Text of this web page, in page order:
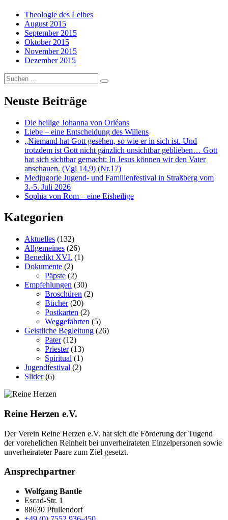
Theologie des Leibes
August 2015
September 2015
Oktober 2015
November 2015
Dezember 2015
Suchen
…
Neuste Beiträge
Die heilige Johanna von Orléans
Liebe – eine Entscheidung des Willens
„Niemand hat Gott gesehen, so wie er in sich ist. Und
trotzdem ist Gott nicht gänzlich unsichtbar geblieben… Gott
hat sich sichtbar gemacht: In Jesus können wir den Vater
anschauen. (Vgl 14,9) (Nr.17)
Medjugorje Jugend- und Familienfestival in Straßberg vom
3.-5. Juli 2026
Sophia von Rom – eine Eisheilige
Kategorien
Aktuelles (132)
Allgemeines (26)
Benedikt XVI. (1)
Dokumente (2)
Päpste (2)
Empfehlungen (30)
Broschüren (2)
Bücher(20)
Postkarten (2)
Weggefährten (5)
Geistliche Begleitung (26)
Pater(12)
Priester(13)
Spiritual (1)
Jugendfestival (2)
Slider(6)
Reine Herzen e.V.
Der Verein Reine Herzen e.V. hat sich die Förderung der Tugend
der vor­ehelichen Rein­heit bei un­ver­heirateten Einzel­personen sowie
un­ver­heirateter Paare zum Ziel gesetzt.
Ansprechpartner
Wolfgang Bantle
Escad-Str. 1
88630 Pfullendorf